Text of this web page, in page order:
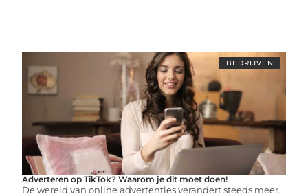
BEDRIJVEN
Adverteren op TikTok? Waarom je dit moet doen!
De wereld van online advertenties verandert steeds meer.